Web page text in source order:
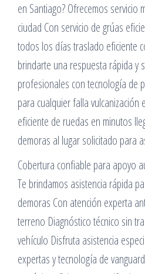
en Santiago? Ofrecemos servicio
ciudad Con servicio de grúas
todos los días traslado eficiente
brindarte una respuesta rápida y
profesionales con tecnología de
para cualquier falla vulcanización
eficiente de ruedas en minutos
demoras al lugar solicitado para
Cobertura confiable para apoyo
Te brindamos asistencia rápida
demoras Con atención experta
terreno Diagnóstico técnico sin
vehículo Disfruta asistencia
expertas y tecnología de